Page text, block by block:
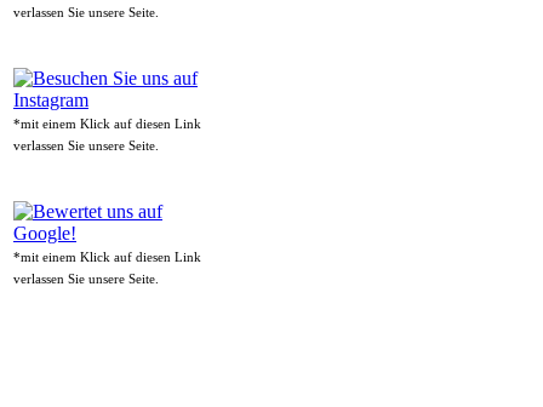
verlassen Sie unsere Seite.
*mit einem Klick auf diesen Link
verlassen Sie unsere Seite.
*mit einem Klick auf diesen Link
verlassen Sie unsere Seite.